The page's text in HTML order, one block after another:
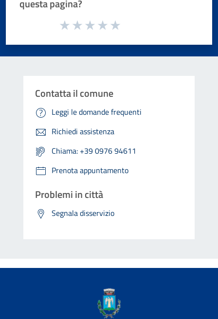
questa pagina?
Valuta da 1 a 5 stelle la pagina
Contatta il comune
Leggi le domande frequenti
Richiedi assistenza
Chiama: +39 0976 94611
Prenota appuntamento
Problemi in città
Segnala disservizio